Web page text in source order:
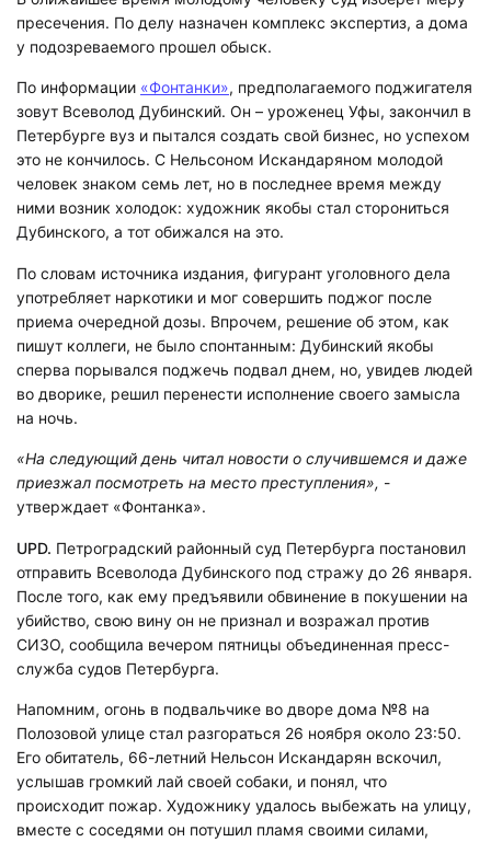
пресечения. По делу назначен комплекс экспертиз, а дома
у подозреваемого прошел обыск.
По информации «Фонтанки», предполагаемого поджигателя
зовут Всеволод Дубинский. Он – уроженец Уфы, закончил в
Петербурге вуз и пытался создать свой бизнес, но успехом
это не кончилось. С Нельсоном Искандаряном молодой
человек знаком семь лет, но в последнее время между
ними возник холодок: художник якобы стал сторониться
Дубинского, а тот обижался на это.
По словам источника издания, фигурант уголовного дела
употребляет наркотики и мог совершить поджог после
приема очередной дозы. Впрочем, решение об этом, как
пишут коллеги, не было спонтанным: Дубинский якобы
сперва порывался поджечь подвал днем, но, увидев людей
во дворике, решил перенести исполнение своего замысла
на ночь.
«На следующий день читал новости о случившемся и даже
приезжал посмотреть на место преступления», -
утверждает «Фонтанка».
UPD. Петроградский районный суд Петербурга постановил
отправить Всеволода Дубинского под стражу до 26 января.
После того, как ему предъявили обвинение в покушении на
убийство, свою вину он не признал и возражал против
СИЗО, сообщила вечером пятницы объединенная пресс-
служба судов Петербурга.
Напомним, огонь в подвальчике во дворе дома №8 на
Полозовой улице стал разгораться 26 ноября около 23:50.
Его обитатель, 66-летний Нельсон Искандарян вскочил,
услышав громкий лай своей собаки, и понял, что
происходит пожар. Художнику удалось выбежать на улицу,
вместе с соседями он потушил пламя своими силами,